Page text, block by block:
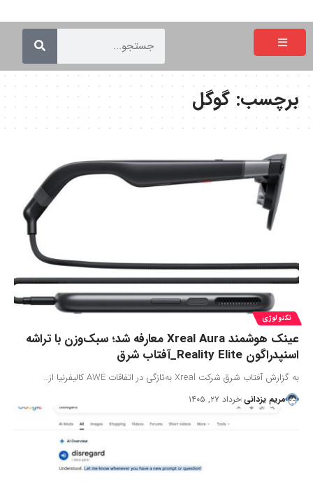
برچسب:گوگل
تکنولوژی
عینک هوشمند Xreal Aura معارفه شد؛ سبک‌وزن با تراشه
اسنپدراگون Reality Elite_آفتاب شرق
به گزارش آفتاب شرق شرکت Xreal به‌تازگی در اتفاقات AWE کالیفرنیا از…
مریم یزدانی خرداد ۲۷, ۱۴۰۵